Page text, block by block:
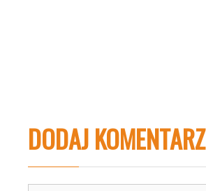
DODAJ KOMENTARZ